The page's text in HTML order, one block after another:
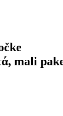
mali